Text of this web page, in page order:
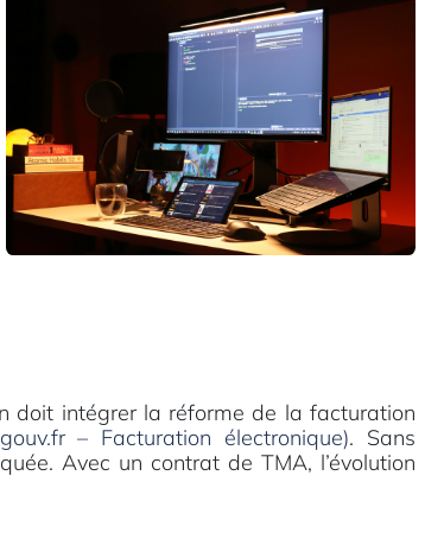
doit intégrer la réforme de la facturation
– Facturation électronique). Sans
Avec un contrat de TMA, l’évolution